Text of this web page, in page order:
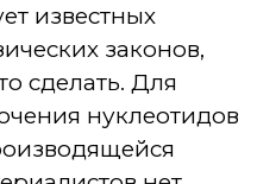
известных
законов,
сделать. Для
нуклеотидов